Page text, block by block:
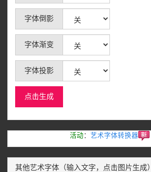
字体倒影
字体渐变
字体投影
点击生成
活动 ： 艺术字体转换器
其他艺术字体（输入文字，点击图片生成）